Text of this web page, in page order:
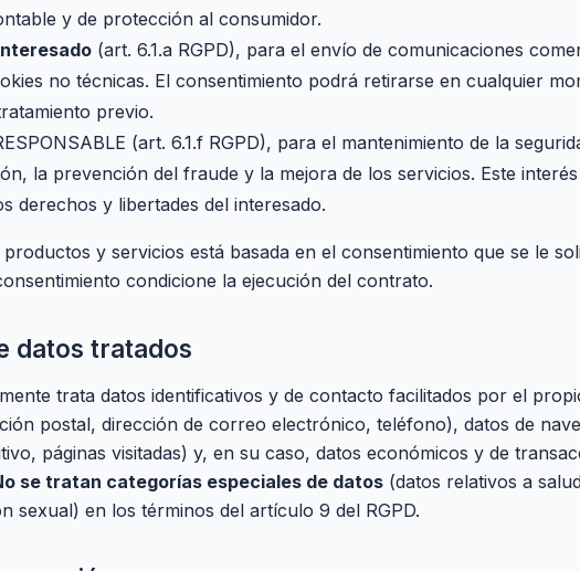
y de protección al consumidor.
(art. 6.1.a RGPD), para el envío de comunicaciones
no técnicas. El consentimiento podrá retirarse en cualquier
previo.
(art. 6.1.f RGPD), para el mantenimiento de la
la prevención del fraude y la mejora de los servicios. Este
derechos y libertades del interesado.
y servicios está basada en el consentimiento que se le
condicione la ejecución del contrato.
datos tratados
trata datos identificativos y de contacto facilitados por el
postal, dirección de correo electrónico, teléfono), datos de
páginas visitadas) y, en su caso, datos económicos y de
se tratan categorías especiales de datos (datos relativos a
sexual) en los términos del artículo 9 del RGPD.